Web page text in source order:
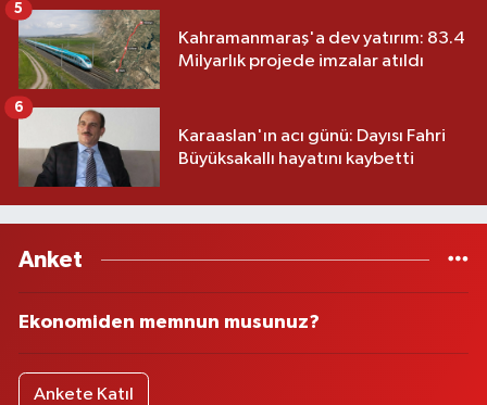
Kahramanmaraş'a dev yatırım: 83.4
Milyarlık projede imzalar atıldı
5
Karaaslan'ın acı günü: Dayısı Fahri
Büyüksakallı hayatını kaybetti
6
Anket
Ekonomiden memnun musunuz?
Ankete Katıl